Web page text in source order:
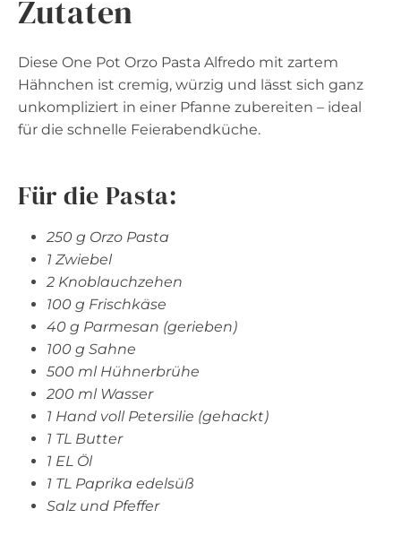
Zutaten
Diese One Pot Orzo Pasta Alfredo mit zartem
Hähnchen ist cremig, würzig und lässt sich ganz
unkompliziert in einer Pfanne zubereiten – ideal
für die schnelle Feierabendküche.
Für die Pasta:
250 g Orzo Pasta
1 Zwiebel
2 Knoblauchzehen
100 g Frischkäse
40 g Parmesan (gerieben)
100 g Sahne
500 ml Hühnerbrühe
200 ml Wasser
1 Hand voll Petersilie (gehackt)
1 TL Butter
1 EL Öl
1 TL Paprika edelsüß
Salz und Pfeffer